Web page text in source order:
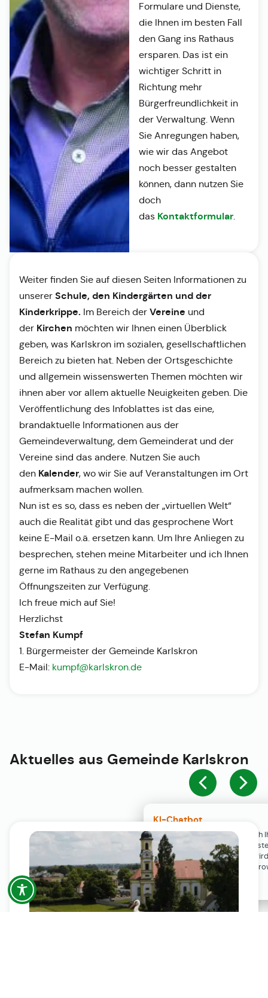
KI-Chatbot
Der KI-Chatbot steht erst nach
Einwilligung in den Cookie-
Verfügung. Der Chat-Verlauf
ausschließlich lokal in Ihrem
gespeichert.
Formulare und Dienste,
die Ihnen im besten Fall
den Gang ins Rathaus
ersparen. Das ist ein
wichtiger Schritt in
Richtung mehr
Bürgerfreundlichkeit in
der Verwaltung. Wenn
Sie Anregungen haben,
wie wir das Angebot
noch besser gestalten
können, dann nutzen Sie
doch
das Kontaktformular.
Weiter finden Sie auf diesen Seiten Informationen zu
unserer Schule, den Kindergärten und der
Kinderkrippe. Im Bereich der Vereine und
der Kirchen möchten wir Ihnen einen Überblick
geben, was Karlskron im sozialen, gesellschaftlichen
Bereich zu bieten hat. Neben der Ortsgeschichte
und allgemein wissenswerten Themen möchten wir
ihnen aber vor allem aktuelle Neuigkeiten geben. Die
Veröffentlichung des Infoblattes ist das eine,
brandaktuelle Informationen aus der
Gemeindeverwaltung, dem Gemeinderat und der
Vereine sind das andere. Nutzen Sie auch
den Kalender, wo wir Sie auf Veranstaltungen im Ort
aufmerksam machen wollen.
Nun ist es so, dass es neben der „virtuellen Welt“
auch die Realität gibt und das gesprochene Wort
keine E-Mail o.ä. ersetzen kann. Um Ihre Anliegen zu
besprechen, stehen meine Mitarbeiter und ich Ihnen
gerne im Rathaus zu den angegebenen
Öffnungszeiten zur Verfügung.
Ich freue mich auf Sie!
Herzlichst
Stefan Kumpf
1. Bürgermeister der Gemeinde Karlskron
E-Mail: kumpf@karlskron.de
Aktuelles aus Gemeinde Karlskron